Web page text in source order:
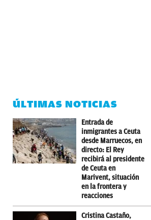
ÚLTIMAS NOTICIAS
Entrada de
inmigrantes a Ceuta
desde Marruecos, en
directo: El Rey
recibirá al presidente
de Ceuta en
Marivent, situación
en la frontera y
reacciones
Cristina Castaño,